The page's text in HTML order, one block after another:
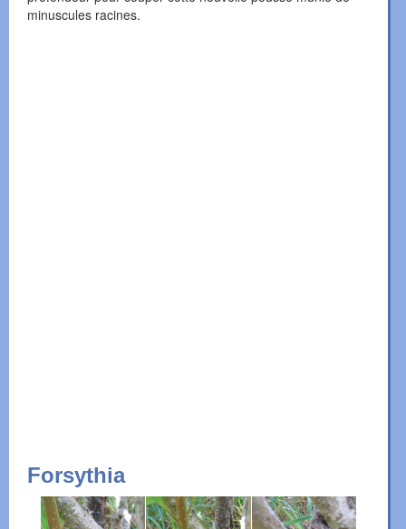
minuscules racines.
Forsythia